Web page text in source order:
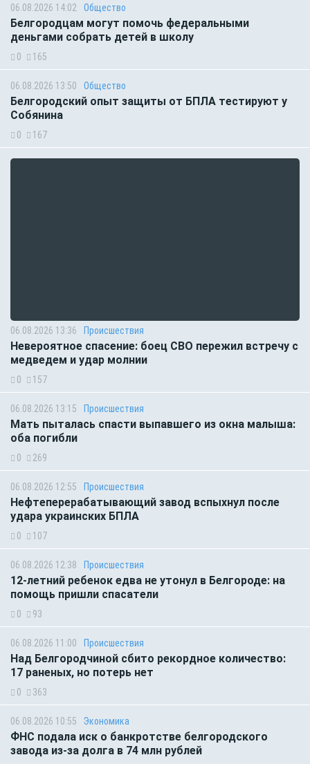
06.08.2026 14:02 Общество
Белгородцам могут помочь федеральными
деньгами собрать детей в школу
0 165
06.08.2026 13:50 Общество
Белгородский опыт защиты от БПЛА тестируют у
Собянина
0 167
06.08.2026 13:36 Происшествия
Невероятное спасение: боец СВО пережил встречу с
медведем и удар молнии
0 157
06.08.2026 13:15 Происшествия
Мать пыталась спасти выпавшего из окна малыша:
оба погибли
0 269
06.08.2026 12:55 Происшествия
Нефтеперерабатывающий завод вспыхнул после
удара украинских БПЛА
0 107
06.08.2026 12:38 Происшествия
12-летний ребенок едва не утонул в Белгороде: на
помощь пришли спасатели
0 93
06.08.2026 11:00 Происшествия
Над Белгородчиной сбито рекордное количество:
17 раненых, но потерь нет
0 363
06.08.2026 10:55 Экономика
ФНС подала иск о банкротстве белгородского
завода из-за долга в 74 млн рублей